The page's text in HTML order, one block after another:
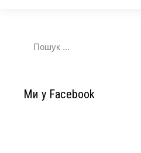
Ми у Facebook